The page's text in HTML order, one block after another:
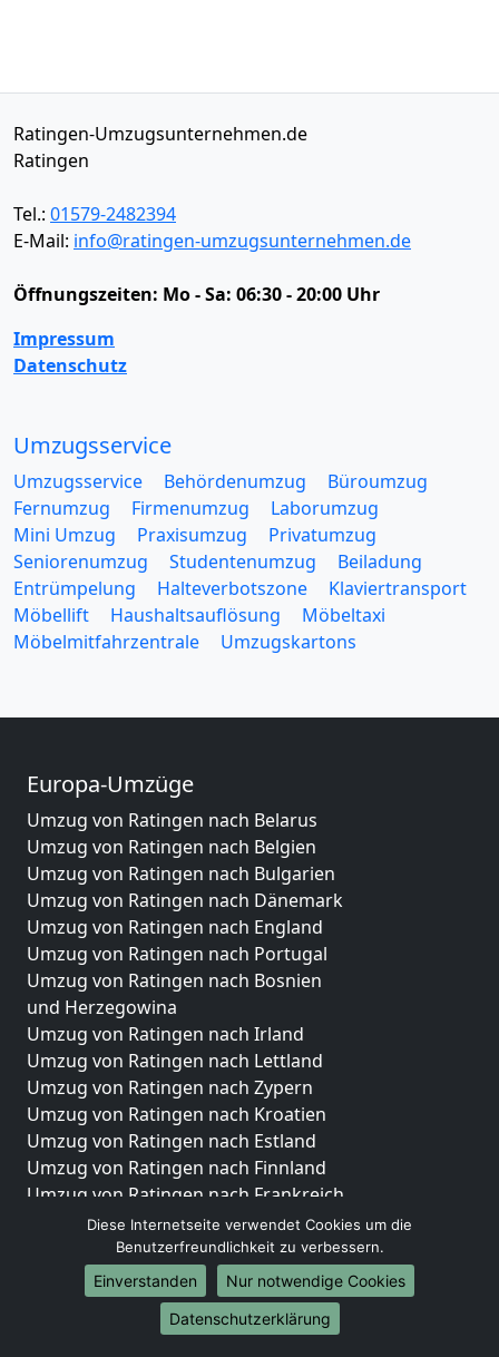
Ratingen-Umzugsunternehmen.de
Ratingen
Tel.: 01579-2482394
E-Mail: info@ratingen-umzugsunternehmen.de
Öffnungszeiten: Mo - Sa: 06:30 - 20:00 Uhr
Impressum
Datenschutz
Umzugsservice
Umzugsservice Behördenumzug
Büroumzug
Fernumzug
Firmenumzug
Laborumzug
Mini Umzug
Praxisumzug
Privatumzug
Seniorenumzug
Studentenumzug
Beiladung
Entrümpelung
Halteverbotszone
Klaviertransport
Möbellift
Haushaltsauflösung
Möbeltaxi
Möbelmitfahrzentrale
Umzugskartons
Europa-Umzüge
Umzug von Ratingen nach Belarus
Umzug von Ratingen nach Belgien
Umzug von Ratingen nach Bulgarien
Umzug von Ratingen nach Dänemark
Umzug von Ratingen nach England
Umzug von Ratingen nach Portugal
Umzug von Ratingen nach Bosnien
und Herzegowina
Umzug von Ratingen nach Irland
Umzug von Ratingen nach Lettland
Umzug von Ratingen nach Zypern
Umzug von Ratingen nach Kroatien
Umzug von Ratingen nach Estland
Umzug von Ratingen nach Finnland
Umzug von Ratingen nach Frankreich
Umzug von Ratingen nach Griechenland
Umzug von Ratingen nach Italien
Umzug von Ratingen nach Liechtenstein
Umzug von Ratingen nach Luxemburg
Umzug von Ratingen nach Niederlande
Diese Internetseite verwendet Cookies um die
Benutzerfreundlichkeit zu verbessern.
Einverstanden
Nur notwendige Cookies
Datenschutzerklärung